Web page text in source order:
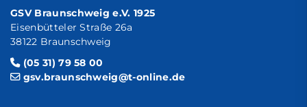
GSV Braunschweig e.V. 1925
Eisenbütteler Straße 26a
38122 Braunschweig
(05 31) 79 58 00
gsv.braunschweig@t-online.de